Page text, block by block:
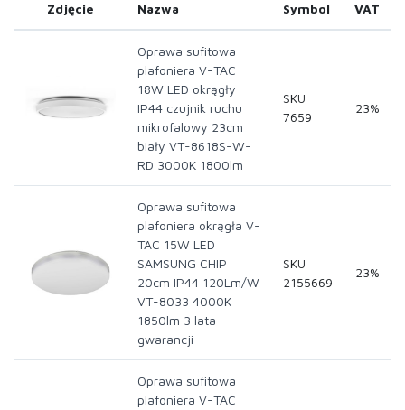
Zdjęcie Nazwa Symbol VAT
Oprawa sufitowa
plafoniera V-TAC
18W LED okrągły
IP44 czujnik ruchu
mikrofalowy 23cm
biały VT-8618S-W-
RD 3000K 1800lm
SKU
7659
23%
Oprawa sufitowa
plafoniera okrągła V-
TAC 15W LED
SAMSUNG CHIP
20cm IP44 120Lm/W
VT-8033 4000K
1850lm 3 lata
gwarancji
SKU
2155669
23%
Oprawa sufitowa
plafoniera V-TAC